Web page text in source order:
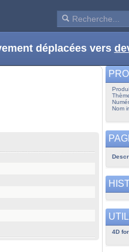
déplacées vers
Nom
4D